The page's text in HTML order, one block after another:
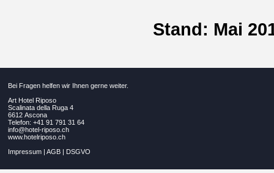
Stand: Mai
Bei Fragen helfen wir Ihnen gerne weiter.
Art Hotel Riposo
Scalinata della Ruga 4
6612 Ascona
Telefon: +41 91 791 31 64
info@hotel-riposo.ch
www.hotelriposo.ch
Impressum
AGB DSGVO